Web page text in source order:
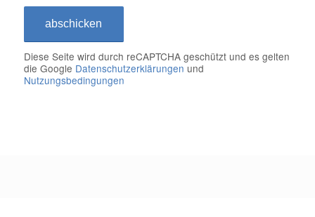
Google-reCAPTCHA-API zu
kommunizieren, ein Problem
aufgetreten. Du kannst das
Kontaktformular derzeit nicht
absenden. Bitte versuche es später
erneut - lade die Seite neu und